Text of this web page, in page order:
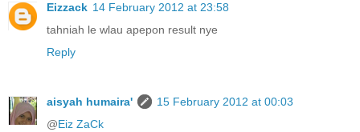
Eizzack 14 February 2012 at 23:58
tahniah le wlau apepon result nye
Reply
aisyah humaira'
15 February 2012 at 00:03
@Eiz ZaCk